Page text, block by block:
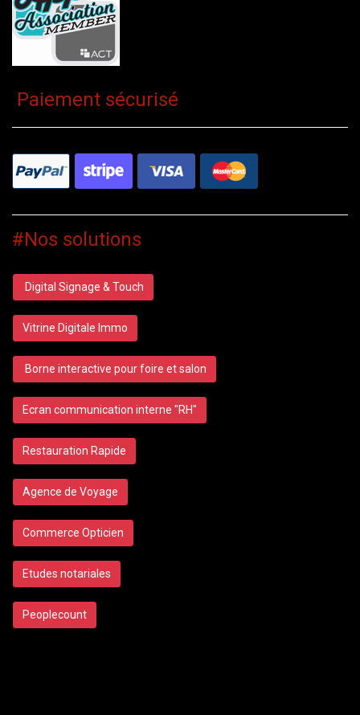
Paiement sécurisé
#Nos solutions
Digital Signage & Touch
Vitrine Digitale Immo
Borne interactive pour foire et salon
Ecran communication interne "RH"
Restauration Rapide
Agence de Voyage
Commerce Opticien
Etudes notariales
Peoplecount